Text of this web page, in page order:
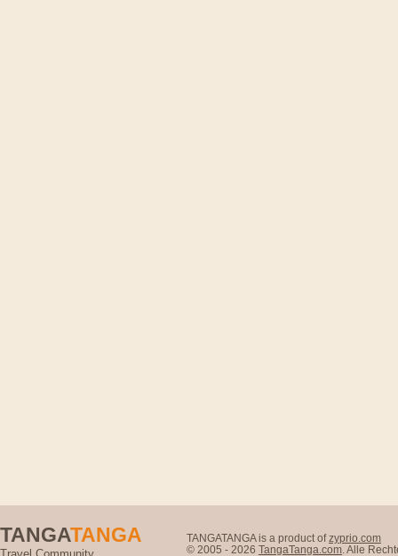
TANGATANGA TANGATANGA is a product ofzyprio.com
© 2005 - 2026 TangaTanga.com . Alle